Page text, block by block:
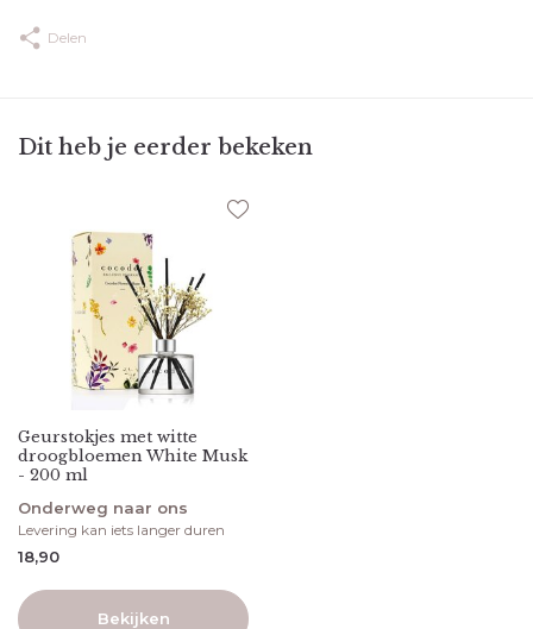
Delen
Dit heb je eerder bekeken
Geurstokjes met witte
droogbloemen White Musk
- 200 ml
Onderweg naar ons
Levering kan iets langer duren
18,90
Bekijken